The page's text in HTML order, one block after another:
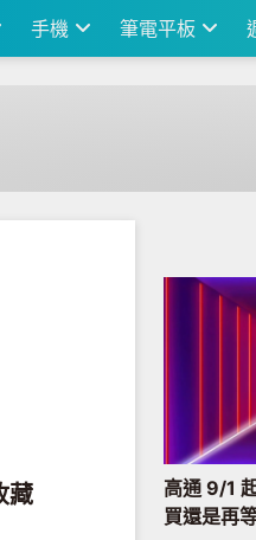
手機 筆電平板
藏
高通 9/1
買還是再